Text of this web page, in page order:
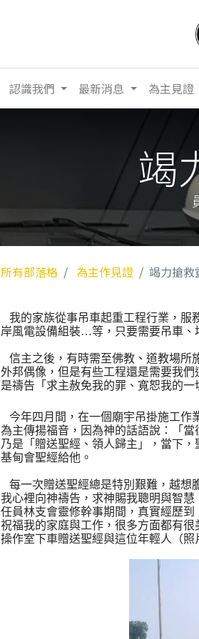
認識我們 最新消息 為主見證
竭
所有部落格 為主作見證 竭力搶救
我的家族從事吊車起重工程行業，服
岸風電設備組裝…等，只要需要吊車、
信主之後，有時需至佛教、道教場所
外邦偶像，但是有些工程還是需要我們
是禱告「求主赦免我的罪、寬恕我的
今年四月間，在一個廟宇吊掛施工作
為主傳揚福音，因為神的話語說：「
乃是「贈送聖經、領人歸主」，當下
基甸會聖經給他。
每一次贈送聖經總是特別艱難，越想
我心裡向神禱告，求神賜我聰明與智
任員林支會靈修幹事期間，真實經歷
祝福我的家庭與工作，很多方面都有
操作室下車贈送聖經與這位年輕人（